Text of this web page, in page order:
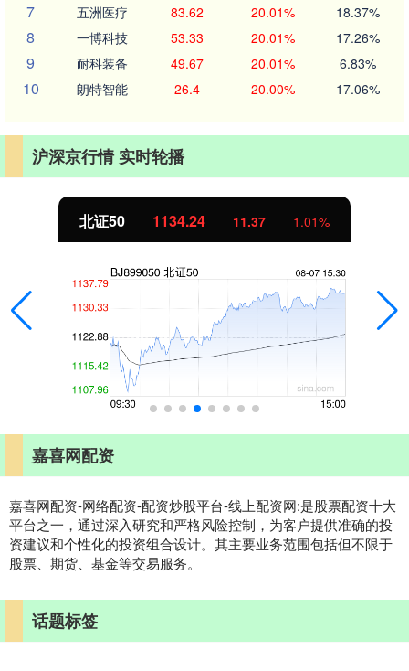
7 五洲医疗 83.62 20.01% 18.37%
8 一博科技 53.33 20.01% 17.26%
9 耐科装备 49.67 20.01% 6.83%
10 朗特智能 26.4 20.00% 17.06%
沪深京行情 实时轮播
北证50 1134.24 11.37 1.01%
嘉喜网配资
嘉喜网配资-网络配资-配资炒股平台-线上配资网:是股票配资十大
平台之一，通过深入研究和严格风险控制，为客户提供准确的投
资建议和个性化的投资组合设计。其主要业务范围包括但不限于
股票、期货、基金等交易服务。
话题标签